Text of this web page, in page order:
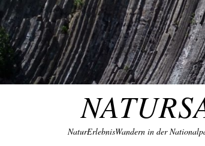
NaturErlebnisWandern in der